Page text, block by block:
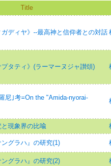
Title
ガディヤ》--最高神と信仰者との対話
プタティ》(ラーマーヌジャ讃頌)
尼｣考=On the "Amida-nyorai-
と現象界の比喩
ングラハ』の研究(1)
ングラハ』の研究(2)